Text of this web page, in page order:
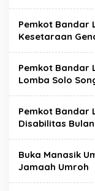
Pemkot Bandar
Kesetaraan
Pemkot Bandar
Lomba Solo
Pemkot Bandar
Disabilitas
Buka Manasik
Jamaah Umroh